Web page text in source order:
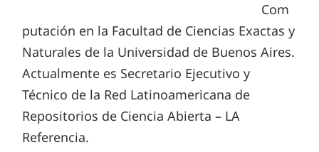
Com
putación en la Facultad de Ciencias Exactas y
Naturales de la Universidad de Buenos Aires.
Actualmente es Secretario Ejecutivo y
Técnico de la Red Latinoamericana de
Repositorios de Ciencia Abierta – LA
Referencia.